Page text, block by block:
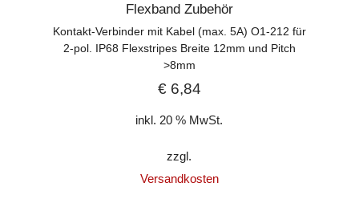
Flexband Zubehör
Kontakt-Verbinder mit Kabel (max. 5A) O1-212 für
2-pol. IP68 Flexstripes Breite 12mm und Pitch
>8mm
€6,84
inkl. 20 % MwSt.
zzgl.
Versandkosten